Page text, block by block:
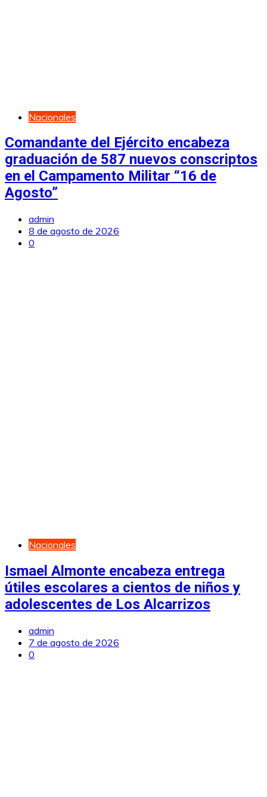
Nacionales
Comandante del Ejército encabeza
graduación de 587 nuevos conscriptos
en el Campamento Militar “16 de
Agosto”
admin
8 de agosto de 2026
0
Nacionales
Ismael Almonte encabeza entrega
útiles escolares a cientos de niños y
adolescentes de Los Alcarrizos
admin
7 de agosto de 2026
0